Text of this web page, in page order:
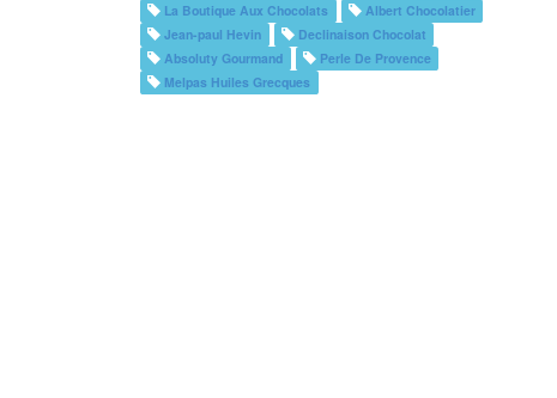
La Boutique Aux Chocolats
Albert Chocolatier
Jean-paul Hevin
Declinaison Chocolat
Absoluty Gourmand
Perle De Provence
Melpas Huiles Grecques